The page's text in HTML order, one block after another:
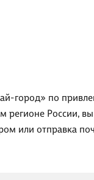
город» по
России,
или отправка